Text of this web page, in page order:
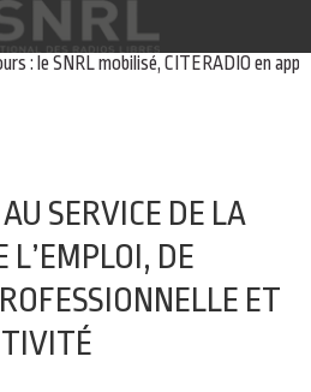
SNRL mobilisé, CITERADIO en appui du
SERVICE DE LA
L’EMPLOI, DE
ET